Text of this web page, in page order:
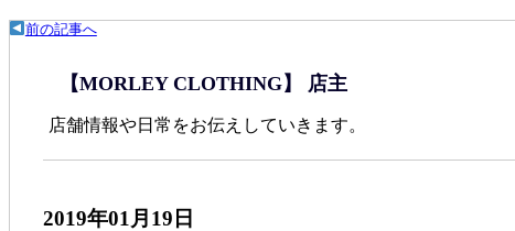
前の記事へ
【MORLEY CLOTHING】 店主
店舗情報や日常をお伝えしていきます。
2019年01月19日